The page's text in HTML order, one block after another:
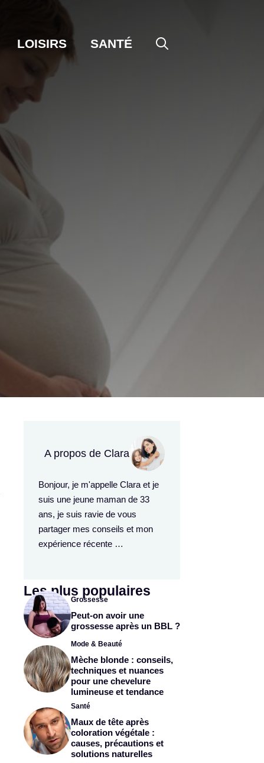
LOISIRS SANTÉ
A propos de Clara
Bonjour, je m'appelle Clara et je
suis une jeune maman de 33
ans, je suis ravie de vous
partager mes conseils et mon
expérience récente …
Les plus populaires
Grossesse
Peut-on avoir une
grossesse après un BBL ?
Mode & Beauté
Mèche blonde : conseils,
techniques et nuances
pour une chevelure
lumineuse et tendance
Santé
Maux de tête après
coloration végétale :
causes, précautions et
solutions naturelles